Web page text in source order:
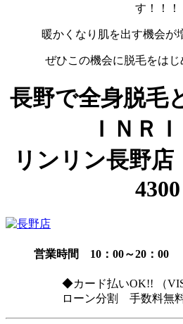
す！！！
暖かくなり肌を出す機会が
ぜひこの機会に脱毛をはじ
長野で全身脱毛
ＩＮＲ
リンリン長野
4300
営業時間 10：00～20：00
◆カード払いOK!! （
ローン分割 手数料